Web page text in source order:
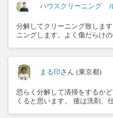
ハウスクリーニング
分解してクリーニング致しま
ニングします。よく傷だらけ
まる印 さん (東京都)
恐らく分解して清掃をするか
くると思います。 後は洗剤、